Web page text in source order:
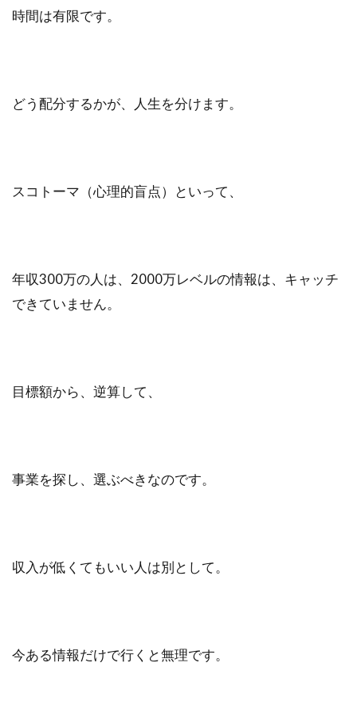
時間は有限です。
どう配分するかが、人生を分けます。
スコトーマ（心理的盲点）といって、
年収300万の人は、2000万レベルの情報は、キャッチ
できていません。
目標額から、逆算して、
事業を探し、選ぶべきなのです。
収入が低くてもいい人は別として。
今ある情報だけで行くと無理です。